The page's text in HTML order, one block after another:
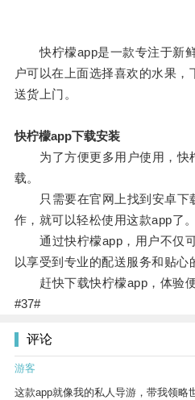
快柠檬app是一款专注于新鲜
户可以在上面选择喜欢的水果
送货上门。
快柠檬app下载安装
为了方便更多用户使用，快
载。
只需要在官网上找到安卓下
作，就可以轻松使用这款app了。
通过快柠檬app，用户不仅可
以享受到专业的配送服务和贴心
赶快下载快柠檬app，体验便
#37#
评论
游客
这款app就像我的私人导游，带我领略